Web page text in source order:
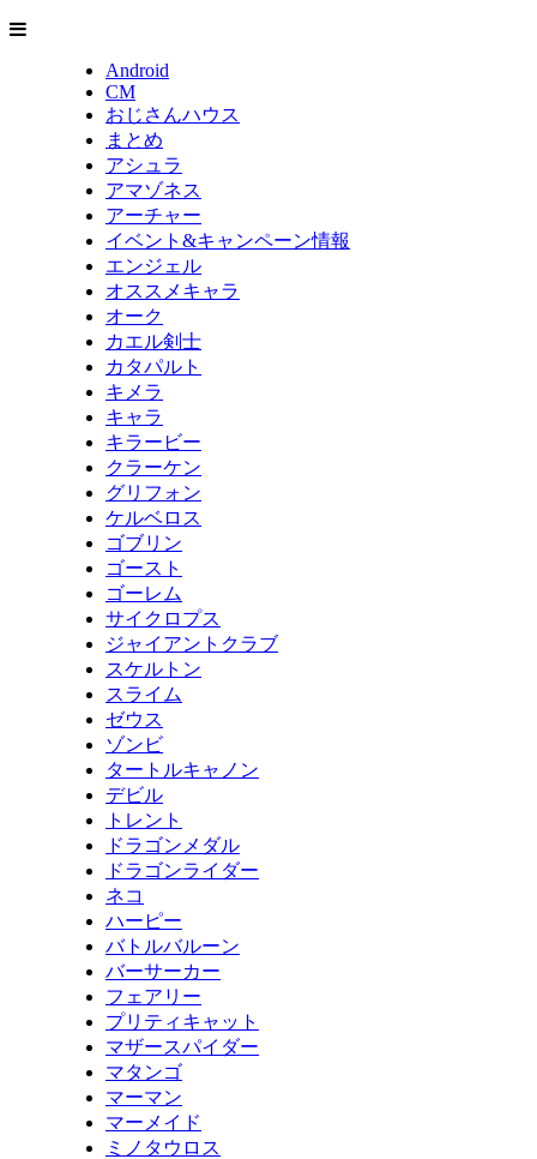
Android
CM
おじさんハウス
まとめ
アシュラ
アマゾネス
アーチャー
イベント&キャンペーン情報
エンジェル
オススメキャラ
オーク
カエル剣士
カタパルト
キメラ
キャラ
キラービー
クラーケン
グリフォン
ケルベロス
ゴブリン
ゴースト
ゴーレム
サイクロプス
ジャイアントクラブ
スケルトン
スライム
ゼウス
ゾンビ
タートルキャノン
デビル
トレント
ドラゴンメダル
ドラゴンライダー
ネコ
ハーピー
バトルバルーン
バーサーカー
フェアリー
プリティキャット
マザースパイダー
マタンゴ
マーマン
マーメイド
ミノタウロス